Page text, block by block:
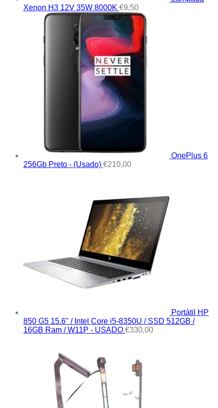
Xenon H3 12V 35W 8000K €9,50
OnePlus 6
256Gb Preto - (Usado) €210,00
Portátil HP
850 G5 15.6" / Intel Core i5-8350U / SSD 512GB /
16GB Ram / W11P - USADO €330,00